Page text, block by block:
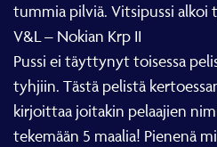
tummia pilviä. Vitsipussi alkoi
V&L – Nokian Krp II
Pussi ei täyttynyt toisessa
tyhjiin. Tästä pelistä
kirjoittaa joitakin pelaajien
tekemään 5 maalia! Pienenä